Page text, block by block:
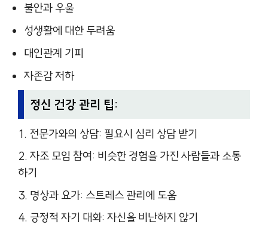
불안과 우울
성생활에 대한 두려움
대인관계 기피
자존감 저하
정신 건강 관리 팁:
전문가와의 상담: 필요시 심리 상담 받기
자조 모임 참여: 비슷한 경험을 가진 사람들과 소통
하기
명상과 요가: 스트레스 관리에 도움
긍정적 자기 대화: 자신을 비난하지 않기